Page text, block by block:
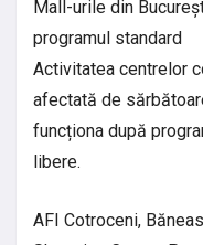
Mall-urile din
programul standard
Activitatea centrelor
afectată de
funcționa după
libere.
AFI Cotroceni,